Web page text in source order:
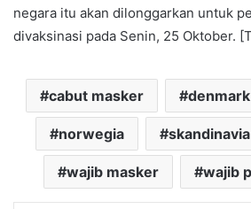
negara itu akan dilonggarkan untuk
divaksinasi pada Senin, 25 Oktober.
cabut masker denmark
norwegia skandinavia
wajib masker wajib